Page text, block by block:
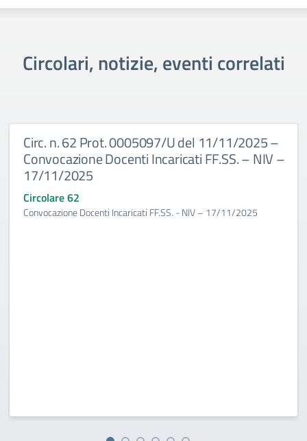
Circolari, notizie, eventi correlati
Circ. n. 62 Prot. 0005097/U del 11/11/2025 –
Convocazione Docenti Incaricati FF.SS. – NIV –
17/11/2025
Circolare 62
Convocazione Docenti Incaricati FF.SS. - NIV – 17/11/2025